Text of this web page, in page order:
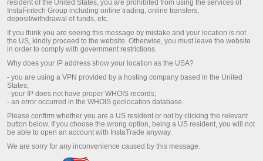
Люди, которые своим трудом доказали,что
успех выбирает волевых и настойчивых!
Сауда шотын толтыру
Шоттан ақша алу
resident of the United States, you are prohibited from using the services of
InstaFintech Group including online trading, online transfers,
deposit/withdrawal of funds, etc.
If you think you are seeing this message by mistake and your location is not
the US, kindly proceed to the website. Otherwise, you must leave the website
in order to comply with government restrictions.
Why does your IP address show your location as the USA?
- you are using a VPN provided by a hosting company based in the United
States;
- your IP does not have proper WHOIS records;
- an error occurred in the WHOIS geolocation database.
Please confirm whether you are a US resident or not by clicking the relevant
button below. If you choose the wrong option, being a US resident, you will not
be able to open an account with InstaTrade anyway.
We are sorry for any inconvenience caused by this message.